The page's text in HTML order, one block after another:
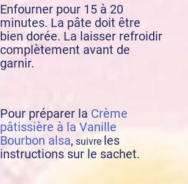
Enfourner pour 15 à 20
minutes. La pâte doit être
bien dorée. La laisser refroidir
complètement avant de
garnir.
Pour préparer la Crème
pâtissière à la Vanille
Bourbon alsa, suivre les
instructions sur le sachet.